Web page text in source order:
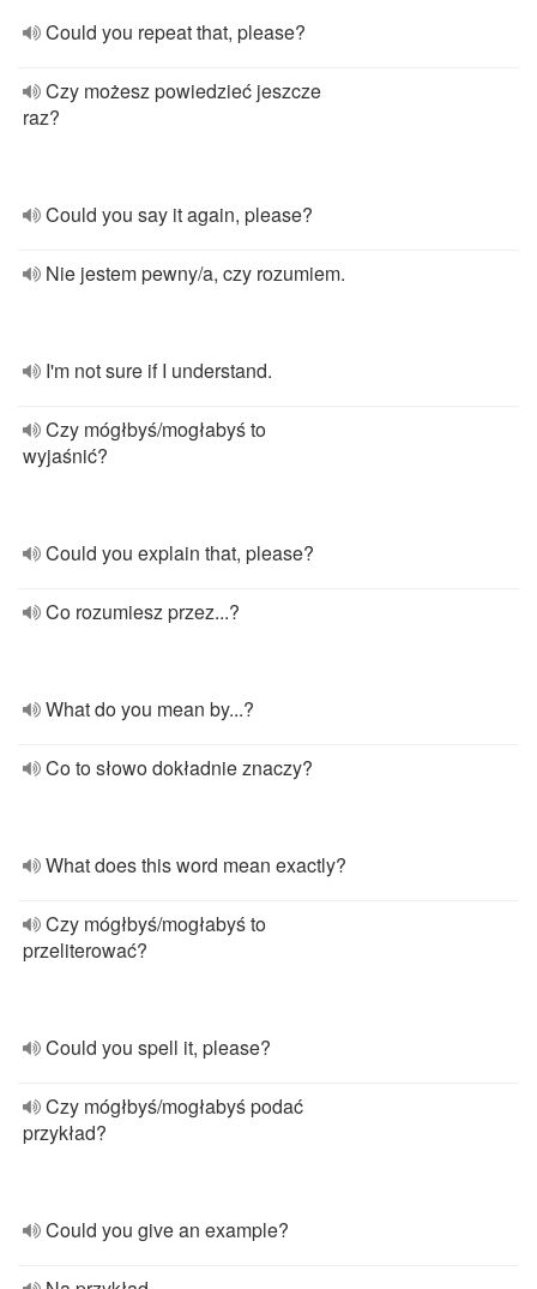
Could you repeat that, please?
Czy możesz powiedzieć jeszcze
raz?
Could you say it again, please?
Nie jestem pewny/a, czy rozumiem.
I'm not sure if I understand.
Czy mógłbyś/mogłabyś to
wyjaśnić?
Could you explain that, please?
Co rozumiesz przez...?
What do you mean by...?
Co to słowo dokładnie znaczy?
What does this word mean exactly?
Czy mógłbyś/mogłabyś to
przeliterować?
Could you spell it, please?
Czy mógłbyś/mogłabyś podać
przykład?
Could you give an example?